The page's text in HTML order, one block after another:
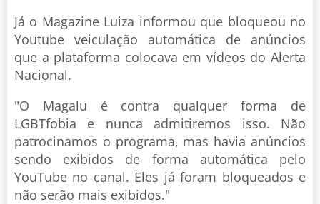
Já o Magazine Luiza informou que bloqueou no
Youtube veiculação automática de anúncios
que a plataforma colocava em vídeos do Alerta
Nacional.
"O Magalu é contra qualquer forma de
LGBTfobia e nunca admitiremos isso. Não
patrocinamos o programa, mas havia anúncios
sendo exibidos de forma automática pelo
YouTube no canal. Eles já foram bloqueados e
não serão mais exibidos."